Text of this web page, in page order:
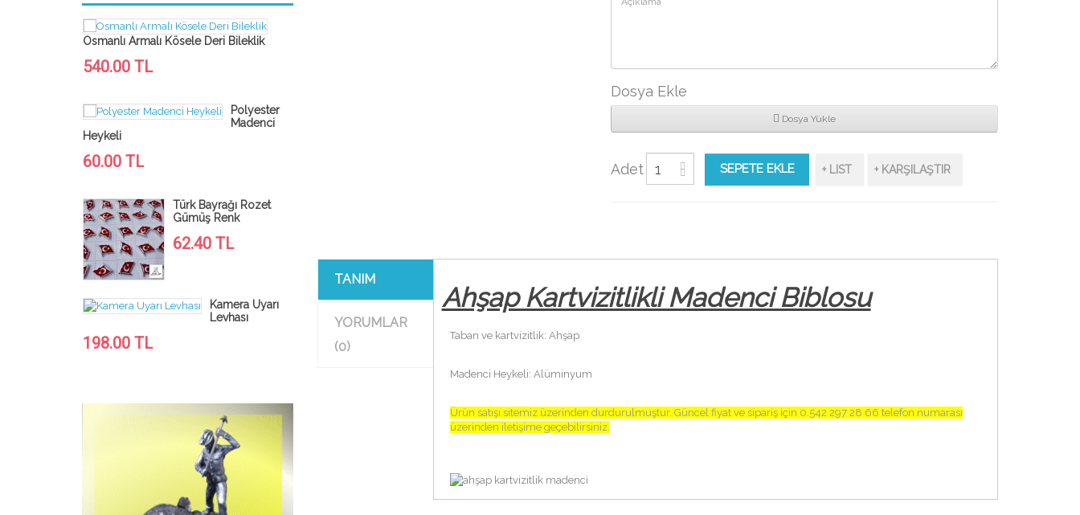
Osmanlı Armalı Kösele Deri Bileklik
540.00 TL
Polyester
Madenci
Heykeli
60.00 TL
Türk Bayrağı Rozet
Gümüş Renk
62.40 TL
Kamera Uyarı
Levhası
198.00 TL
Kösele Deri
Bileklik
Dosya Ekle
Dosya Yükle
Adet SEPETE EKLE + LIST + KARŞILAŞTIR
TANIM
YORUMLAR
(0)
Ahşap Kartvizitlikli Madenci Biblosu
Taban ve kartvizitlik: Ahşap
Madenci Heykeli: Alüminyum
Ürün satışı sitemiz üzerinden durdurulmuştur. Güncel fiyat ve sipariş için 0.542 297 28 66 telefon numarası
üzerinden iletişime geçebilirsiniz.